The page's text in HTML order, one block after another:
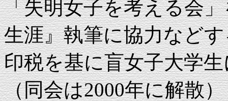
「失明女子を考える会
生涯』執筆に協力など
印税を基に盲女子大学
（同会は2000年に解散）